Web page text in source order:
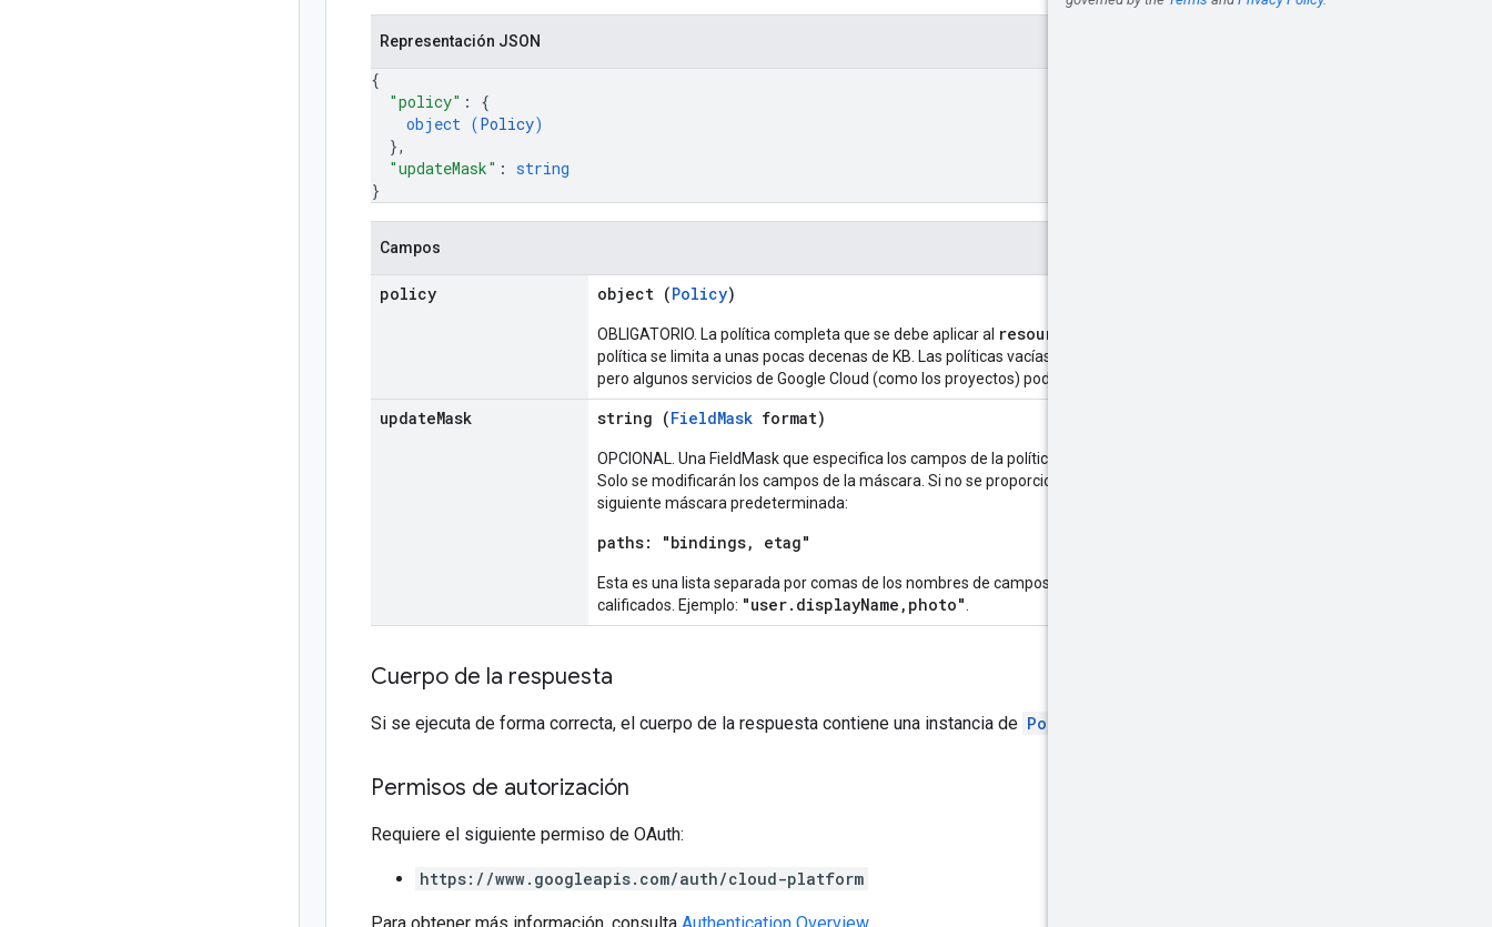
Representación JSON
{
"policy" : {
object (Policy)
},
"updateMask" : string
}
Campos
policy object (Policy)
OBLIGATORIO. La política completa que se debe aplicar al resource
política se limita a unas pocas decenas de KB. Las políticas vacías se consideran válidas,
pero algunos servicios de Google Cloud (como los proyectos) podrían rechazarlas.
updateMask string (FieldMask format)
OPCIONAL. Una FieldMask que especifica los campos de la política que se deben modificar.
Solo se modificarán los campos de la máscara. Si no se proporciona una, se usa la
siguiente máscara predeterminada:
paths: "bindings, etag"
Esta es una lista separada por comas de los nombres de campos completamente
calificados. Ejemplo: "user.displayName,photo"
Cuerpo de la respuesta
Si se ejecuta de forma correcta, el cuerpo de la respuesta contiene una instancia de Policy
Permisos de autorización
Requiere el siguiente permiso de OAuth:
https://www.googleapis.com/auth/cloud-platform